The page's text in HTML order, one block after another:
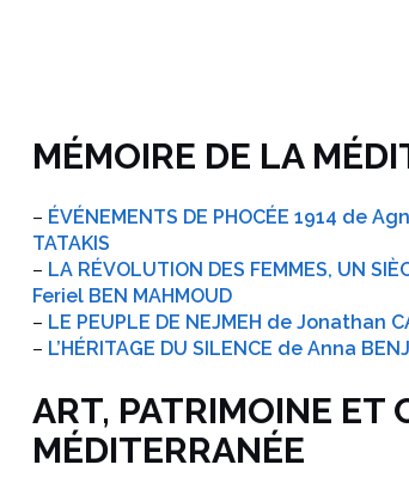
MÉMOIRE DE LA
– ÉVÉNEMENTS DE PHOCÉE 1914 de
TATAKIS
– LA RÉVOLUTION DES FEMMES, UN
Feriel BEN MAHMOUD
– LE PEUPLE DE NEJMEH de Jonathan
– L’HÉRITAGE DU SILENCE de Anna
ART, PATRIMOINE ET
MÉDITERRANÉE